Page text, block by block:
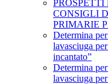
CONSIGLI
PRIMARIE
Determina
lavasciuga
incantato”
Determina
lavasciuga